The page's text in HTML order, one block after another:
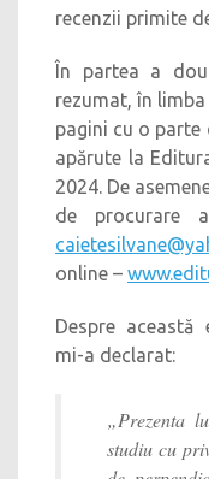
recenzii primite
În partea a
rezumat, în
pagini cu o
apărute la
2024. De
de procurare
online –
Despre
mi-a declarat:
„Prezenta
studiu cu